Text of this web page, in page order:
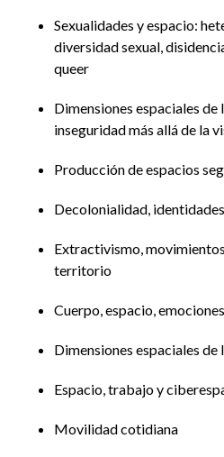
Sexualidades y espacio:
diversidad sexual,
queer
Dimensiones espaciales de
inseguridad más allá de la
Producción de espacios
Decolonialidad,
Extractivismo,
territorio
Cuerpo, espacio,
Dimensiones espaciales
Espacio, trabajo y
Movilidad cotidiana